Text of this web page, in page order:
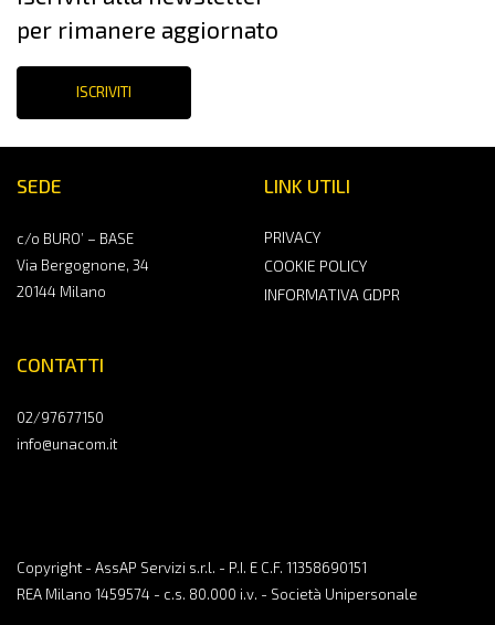
SEDE
c/o BURO’ – BASE
Via Bergognone, 34
20144 Milano
CONTATTI
02/97677150
info@unacom.it
LINK UTILI
PRIVACY
COOKIE POLICY
INFORMATIVA GDPR
Copyright - AssAP Servizi s.r.l. - P.I. E C.F. 11358690151
REA Milano 1459574 - c.s. 80.000 i.v. - Società Unipersonale
per rimanere aggiornato
ISCRIVITI